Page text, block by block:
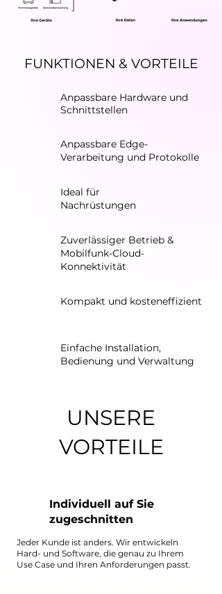
FUNKTIONEN & VORTEILE
Anpassbare Hardware und
Schnittstellen
Anpassbare Edge-
Verarbeitung und Protokolle
Ideal für
Nachrüstungen
Zuverlässiger Betrieb &
Mobilfunk-Cloud-
Konnektivität
Kompakt und kosteneffizient
Einfache Installation,
Bedienung und Verwaltung
UNSERE
VORTEILE
Individuell auf Sie
zugeschnitten
Jeder Kunde ist anders. Wir entwickeln
Hard- und Software, die genau zu Ihrem
Use Case und Ihren Anforderungen passt.